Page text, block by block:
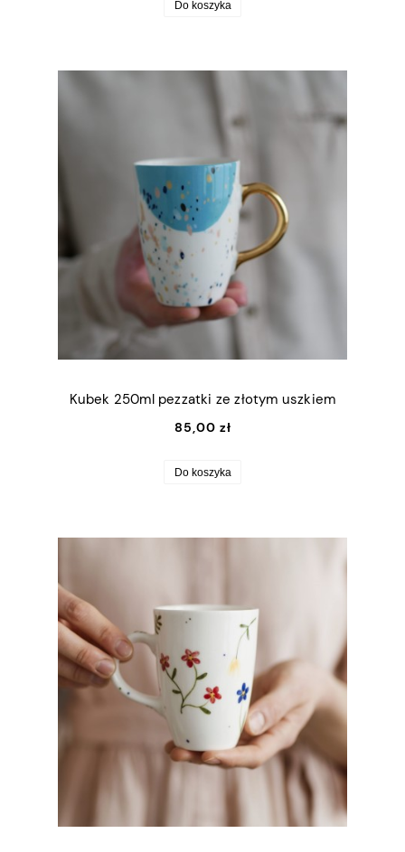
Do koszyka
Kubek 250ml pezzatki ze złotym uszkiem
85,00 zł
Do koszyka